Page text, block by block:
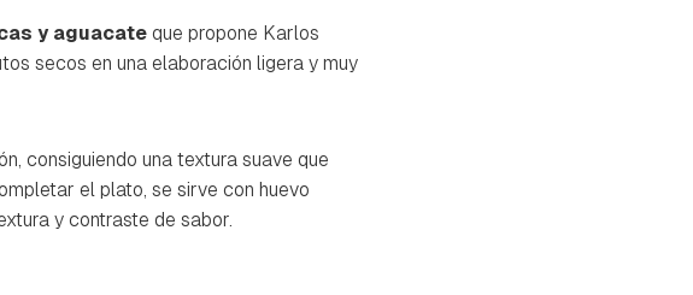
y aguacateque propone Karlos
secos en una elaboración ligera y muy
consiguiendo una textura suave que
el plato, se sirve con huevo
y contraste de sabor.